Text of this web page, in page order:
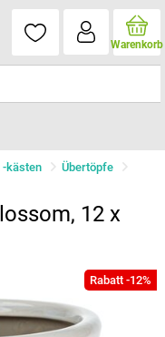
Warenkorb
-kästen
Übertöpfe
12 x
Rabatt -12%